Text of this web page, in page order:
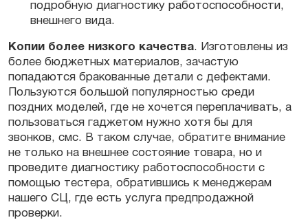
подробную диагностику работоспособности,
внешнего вида.
Копии более низкого качества. Изготовлены из
более бюджетных материалов, зачастую
попадаются бракованные детали с дефектами.
Пользуются большой популярностью среди
поздних моделей, где не хочется переплачивать, а
пользоваться гаджетом нужно хотя бы для
звонков, смс. В таком случае, обратите внимание
не только на внешнее состояние товара, но и
проведите диагностику работоспособности с
помощью тестера, обратившись к менеджерам
нашего СЦ, где есть услуга предпродажной
проверки.